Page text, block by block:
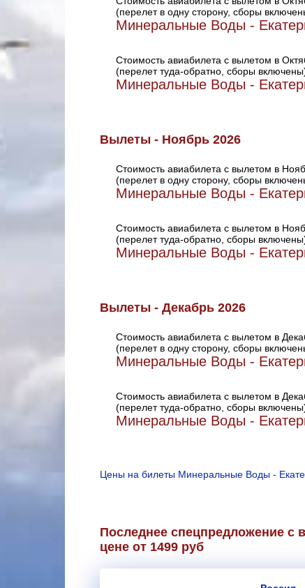
(перелет в одну сторону, сборы
Минеральные Воды -
Стоимость авиабилета с вылетом в
(перелет туда-обратно, сборы
Минеральные Воды -
Вылеты - Ноябрь 2026
Стоимость авиабилета с вылетом в
(перелет в одну сторону, сборы
Минеральные Воды -
Стоимость авиабилета с вылетом в
(перелет туда-обратно, сборы
Минеральные Воды -
Вылеты - Декабрь 2026
Стоимость авиабилета с вылетом в
(перелет в одну сторону, сборы
Минеральные Воды -
Стоимость авиабилета с вылетом в
(перелет туда-обратно, сборы
Минеральные Воды -
Цены на билеты Минеральные Воды -
Последнее спецпредложение
цене от 1499 руб